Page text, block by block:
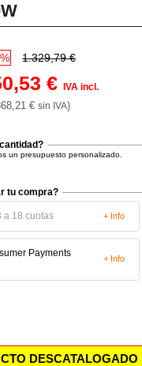
1.329,79 €
€ IVA incl.
€ sin IVA)
un presupuesto personalizado.
tu compra?
a 18 cuotas + Info
+ Info
DESCATALOGADO